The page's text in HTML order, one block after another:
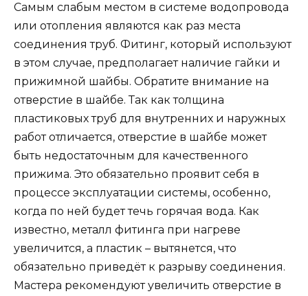
Самым слабым местом в системе водопровода
или отопления являются как раз места
соединения труб. Фитинг, который используют
в этом случае, предполагает наличие гайки и
прижимной шайбы. Обратите внимание на
отверстие в шайбе. Так как толщина
пластиковых труб для внутренних и наружных
работ отличается, отверстие в шайбе может
быть недостаточным для качественного
прижима. Это обязательно проявит себя в
процессе эксплуатации системы, особенно,
когда по ней будет течь горячая вода. Как
известно, металл фитинга при нагреве
увеличится, а пластик – вытянется, что
обязательно приведёт к разрыву соединения.
Мастера рекомендуют увеличить отверстие в